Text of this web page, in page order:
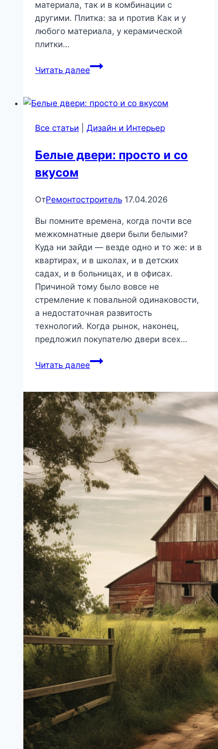
материала, так и в комбинации с
другими. Плитка: за и против Как и у
любого материала, у керамической
плитки…
Читать далееВдохновляющие
керамической
Все статьи
Дизайн и Интерьер
Белые двери: просто и со
вкусом
ОтРемонтостроитель 17.04.2026
Вы помните времена, когда почти все
межкомнатные двери были белыми?
Куда ни зайди — везде одно и то же: и в
квартирах, и в школах, и в детских
садах, и в больницах, и в офисах.
Причиной тому было вовсе не
стремление к повальной одинаковости,
а недостаточная развитость
технологий. Когда рынок, наконец,
предложил покупателю двери всех…
Читать далееБелые
и
со
вкусом